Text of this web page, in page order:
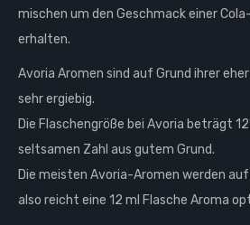
mischen um den Geschmack einer
erhalten.
Avoria Aromen sind auf Grund ihrer
sehr ergiebig.
Die Flaschengröße bei Avoria beträgt
seltsamen Zahl aus gutem Grund.
Die meisten Avoria-Aromen werden
also reicht eine 12 ml Flasche Aroma